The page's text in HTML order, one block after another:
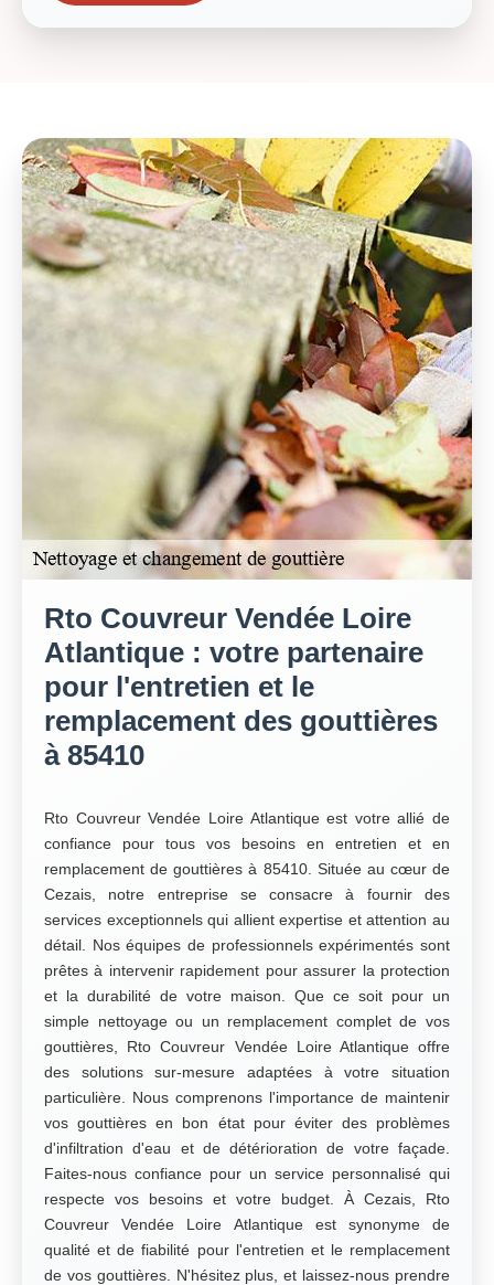
Rto Couvreur Vendée Loire
Atlantique : votre partenaire
pour l'entretien et le
remplacement des gouttières
à 85410
Rto Couvreur Vendée Loire Atlantique est votre allié de
confiance pour tous vos besoins en entretien et en
remplacement de gouttières à 85410. Située au cœur de
Cezais, notre entreprise se consacre à fournir des
services exceptionnels qui allient expertise et attention au
détail. Nos équipes de professionnels expérimentés sont
prêtes à intervenir rapidement pour assurer la protection
et la durabilité de votre maison. Que ce soit pour un
simple nettoyage ou un remplacement complet de vos
gouttières, Rto Couvreur Vendée Loire Atlantique offre
des solutions sur-mesure adaptées à votre situation
particulière. Nous comprenons l'importance de maintenir
vos gouttières en bon état pour éviter des problèmes
d'infiltration d'eau et de détérioration de votre façade.
Faites-nous confiance pour un service personnalisé qui
respecte vos besoins et votre budget. À Cezais, Rto
Couvreur Vendée Loire Atlantique est synonyme de
qualité et de fiabilité pour l'entretien et le remplacement
de vos gouttières. N'hésitez plus, et laissez-nous prendre